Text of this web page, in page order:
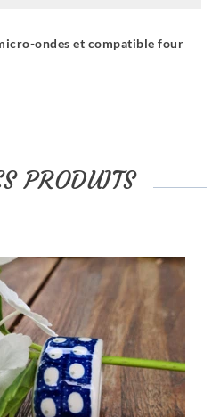
ondes et compatible four
PRODUITS